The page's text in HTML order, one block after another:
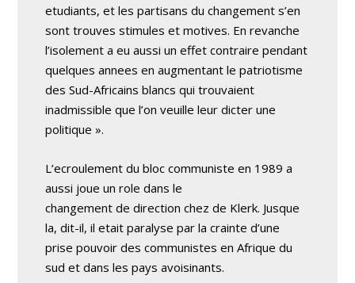
etudiants, et les partisans du changement s’en
sont trouves stimules et motives. En revanche
l’isolement a eu aussi un effet contraire pendant
quelques annees en augmentant le patriotisme
des Sud-Africains blancs qui trouvaient
inadmissible que l’on veuille leur dicter une
politique ».
L’ecroulement du bloc communiste en 1989 a
aussi joue un role dans le
changement de direction chez de Klerk. Jusque
la, dit-il, il etait paralyse par la crainte d’une
prise pouvoir des communistes en Afrique du
sud et dans les pays avoisinants.